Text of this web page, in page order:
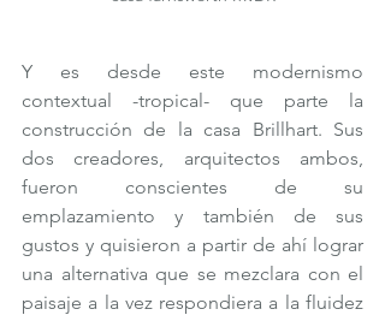
Y es desde este modernismo
contextual -tropical- que parte la
construcción de la casa Brillhart. Sus
dos creadores, arquitectos ambos,
fueron conscientes de su
emplazamiento y también de sus
gustos y quisieron a partir de ahí lograr
una alternativa que se mezclara con el
paisaje a la vez respondiera a la fluidez